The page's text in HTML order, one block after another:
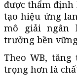
được thẩm
tạo hiệu ứng
mô giải ngân
trưởng bền
Theo WB,
trọng hơn là